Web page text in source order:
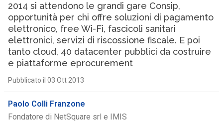
2014 si attendono le grandi gare Consip,
opportunità per chi offre soluzioni di pagamento
elettronico, free Wi-Fi, fascicoli sanitari
elettronici, servizi di riscossione fiscale. E poi
tanto cloud, 40 datacenter pubblici da costruire
e piattaforme eprocurement
Pubblicato il 03 Ott 2013
Paolo Colli Franzone
Fondatore di NetSquare srl e IMIS